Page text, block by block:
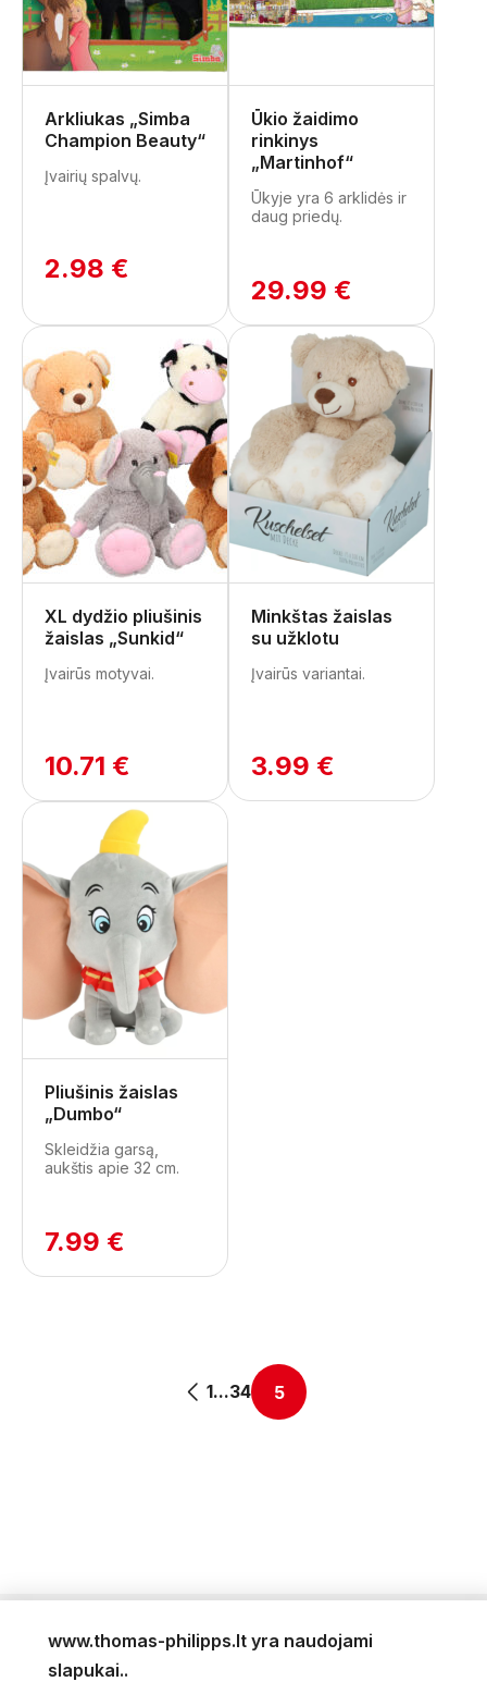
Arkliukas „Simba
Champion Beauty“
Įvairių spalvų.
2.98 €
Ūkio žaidimo
rinkinys
„Martinhof“
Ūkyje yra 6 arklidės ir
daug priedų.
29.99 €
XL dydžio pliušinis
žaislas „Sunkid“
Įvairūs motyvai.
10.71 €
Minkštas žaislas
su užklotu
Įvairūs variantai.
3.99 €
Pliušinis žaislas
„Dumbo“
Skleidžia garsą,
aukštis apie 32 cm.
7.99 €
1...34 5
www.thomas-philipps.lt yra naudojami
slapukai..